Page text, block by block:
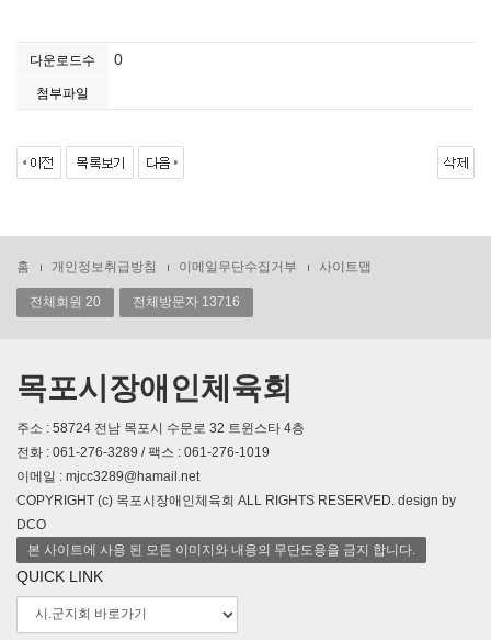
다운로드수 0
첨부파일
홈 개인정보취급방침 이메일무단수집거부 사이트맵
전체회원 20 전체방문자 13716
목포시장애인체육회
주소 : 58724 전남 목포시 수문로 32 트윈스타 4층
전화 : 061-276-3289 / 팩스 : 061-276-1019
이메일 : mjcc3289@hamail.net
COPYRIGHT (c) 목포시장애인체육회 ALL RIGHTS RESERVED. design by
DCO
본 사이트에 사용 된 모든 이미지와 내용의 무단도용을 금지 합니다.
QUICK LINK